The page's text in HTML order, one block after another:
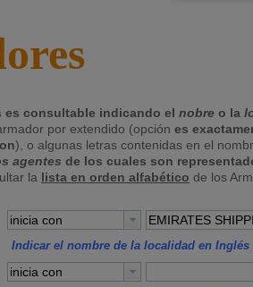
es consultable indicando el nobre o la
por extendido (opción es
), o algunas letras contenidas en el
agentes de los cuales son
la lista en orden alfabético de los
inicia con
Indicar el nombre de la localidad en Inglés
inicia con